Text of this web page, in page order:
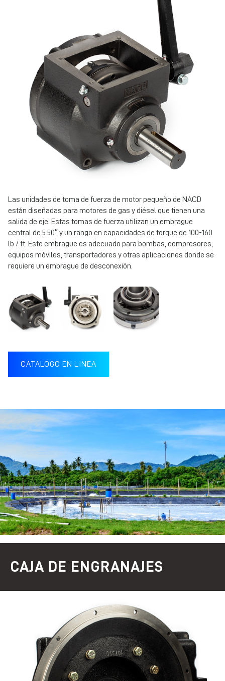
Las unidades de toma de fuerza de motor pequeño de NACD
están diseñadas para motores de gas y diésel que tienen una
salida de eje. Estas tomas de fuerza utilizan un embrague
central de 5.50″ y un rango en capacidades de torque de 100-160
lb / ft. Este embrague es adecuado para bombas, compresores,
equipos móviles, transportadores y otras aplicaciones donde se
requiere un embrague de desconexión.
CATALOGO EN LINEA
CAJA DE ENGRANAJES